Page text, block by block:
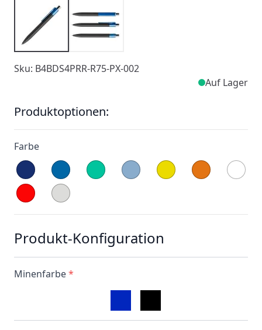
Sku: B4BDS4PRR-R75-PX-002
Auf Lager
Produktoptionen:
Farbe
Produkt-Konfiguration
Minenfarbe*